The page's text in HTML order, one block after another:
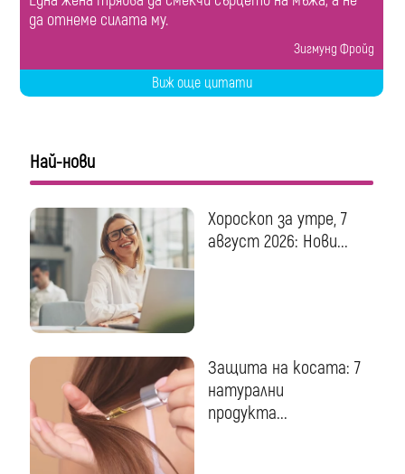
да отнеме силата му.
Зигмунд Фройд
Виж още цитати
Най-нови
Хороскоп за утре, 7
август 2026: Нови...
Защита на косата: 7
натурални
продукта...